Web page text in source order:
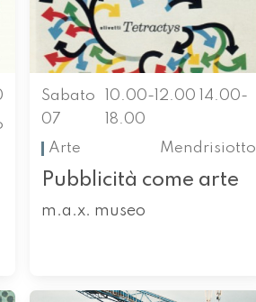
Sabato
07
10.00-12.00 14.00-
18.00
Arte
Mendrisiotto
Pubblicità come arte
m.a.x. museo